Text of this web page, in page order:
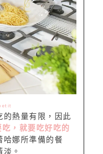
的熱量有限，因此
吃，就要吃好吃的
哈娜所準備的餐
。